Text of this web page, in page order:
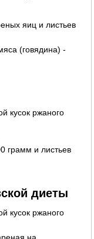
яиц и листьев
(говядина) -
кусок ржаного
грамм и листьев
диеты
кусок ржаного
на